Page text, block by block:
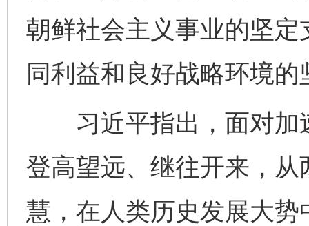
朝鲜社会主义事业的坚
同利益和良好战略环境
习近平指出，面对加
登高望远、继往开来，
慧，在人类历史发展大